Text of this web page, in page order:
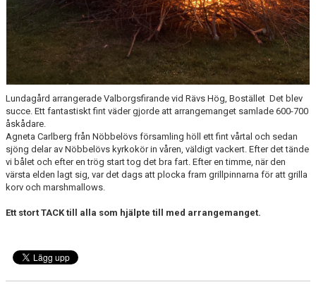
Lundagård arrangerade Valborgsfirande vid Rävs Hög, Bostället Det blev
succe. Ett fantastiskt fint väder gjorde att arrangemanget samlade 600-700
åskådare.
Agneta Carlberg från Nöbbelövs församling höll ett fint vårtal och sedan
sjöng delar av Nöbbelövs kyrkokör in våren, väldigt vackert. Efter det tände
vi bålet och efter en trög start tog det bra fart. Efter en timme, när den
värsta elden lagt sig, var det dags att plocka fram grillpinnarna för att grilla
korv och marshmallows.
Ett stort TACK till alla som hjälpte till med arrangemanget.